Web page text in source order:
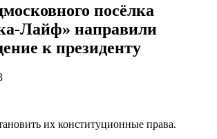
посёлка
Лайф» направили
к президенту
их конституционные права.